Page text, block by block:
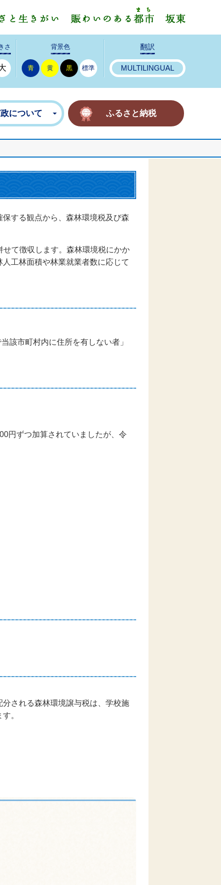
さ 背景色
青 黄 黒 標準
翻訳
MULTILINGUAL
について ふるさと納税
する観点から、森林環境税及び森
て徴収します。森林環境税にかか
工林面積や林業就業者数に応じて
該市町村内に住所を有しない者」
円ずつ加算されていましたが、令
される森林環境譲与税は、学校施
。